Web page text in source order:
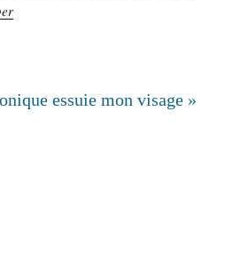
essuie mon visage »